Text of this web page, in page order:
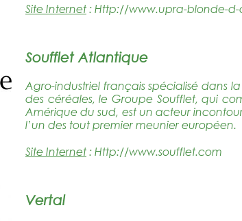
Site Internet : Http://www.upra-blonde-
Soufflet Atlantique
Agro-industriel français spécialisé dans
des céréales, le Groupe Soufflet, qui
Amérique du sud, est un acteur
l’un des tout premier meunier européen.
Site Internet : Http://www.soufflet.com
Vertal